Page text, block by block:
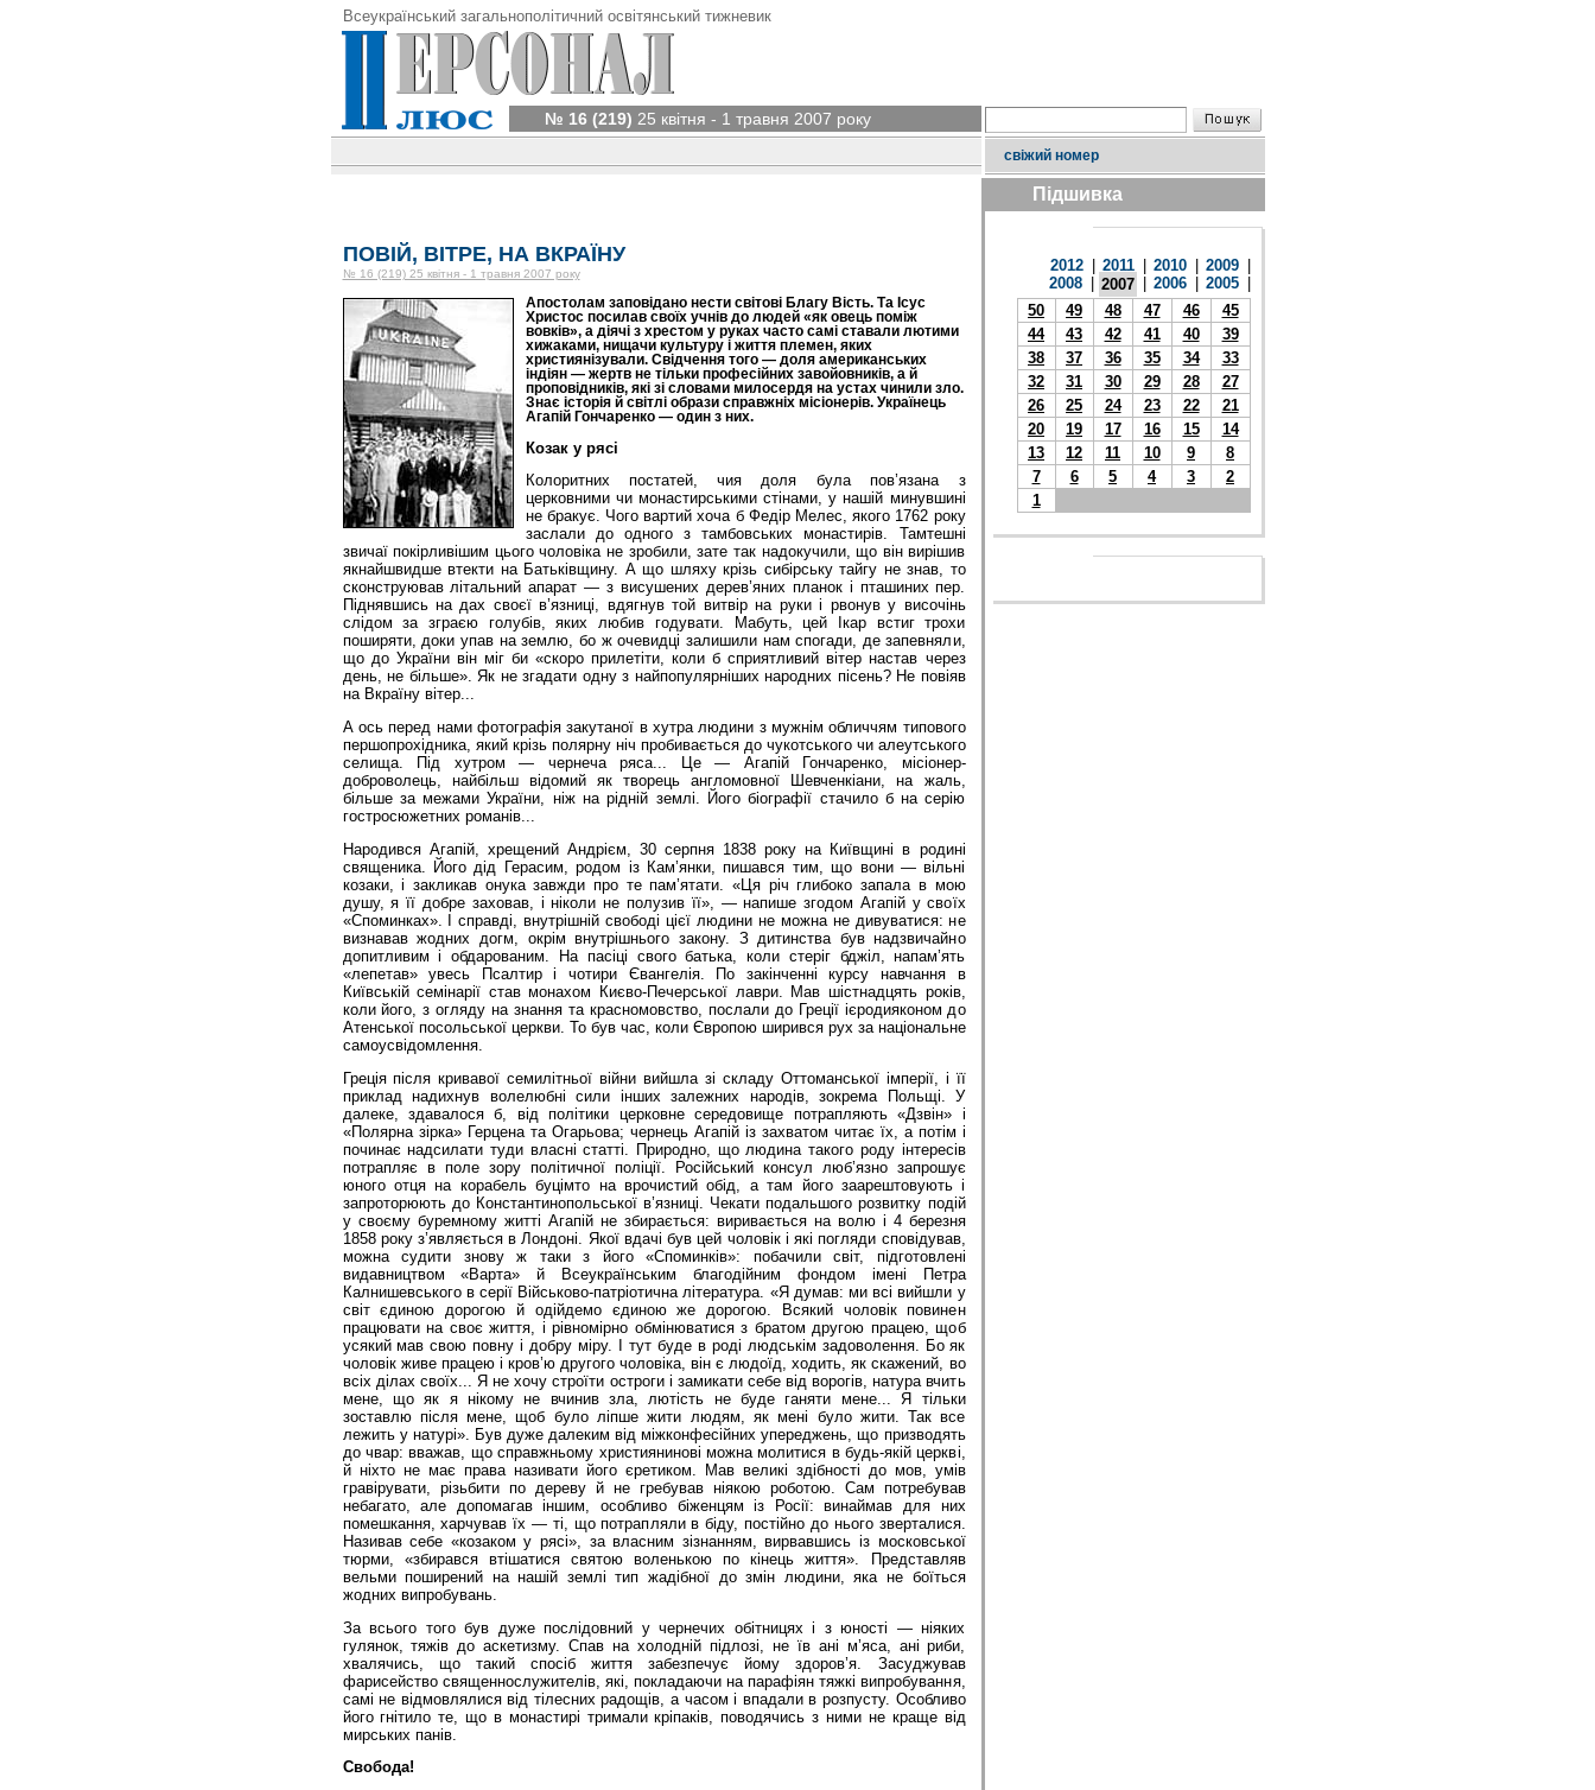
Всеукраїнський загальнополітичний освітянський тижневик
№ 16 (219) 25 квітня - 1 травня 2007 року
свіжий номер
ПОВІЙ, ВІТРЕ, НА ВКРАЇНУ
№ 16 (219) 25 квітня - 1 травня 2007 року
Апостолам заповідано нести світові Благу Вість. Та Ісус
Христос посилав своїх учнів до людей «як овець поміж
вовків», а діячі з хрестом у руках часто самі ставали лютими
хижаками, нищачи культуру і життя племен, яких
християнізували. Свідчення того — доля американських
індіян — жертв не тільки професійних завойовників, а й
проповідників, які зі словами милосердя на устах чинили зло.
Знає історія й світлі образи справжніх місіонерів. Українець
Агапій Гончаренко — один з них.
Козак у рясі
Колоритних постатей, чия доля була пов’язана з
церковними чи монастирськими стінами, у нашій минувшині
не бракує. Чого вартий хоча б Федір Мелес, якого 1762 року
заслали до одного з тамбовських монастирів. Тамтешні
звичаї покірливішим цього чоловіка не зробили, зате так надокучили, що він вирішив
якнайшвидше втекти на Батьківщину. А що шляху крізь сибірську тайгу не знав, то
сконструював літальний апарат — з висушених дерев’яних планок і пташиних пер.
Піднявшись на дах своєї в’язниці, вдягнув той витвір на руки і рвонув у височінь
слідом за зграєю голубів, яких любив годувати. Мабуть, цей Ікар встиг трохи
поширяти, доки упав на землю, бо ж очевидці залишили нам спогади, де запевняли,
що до України він міг би «скоро прилетіти, коли б сприятливий вітер настав через
день, не більше». Як не згадати одну з найпопулярніших народних пісень? Не повіяв
на Вкраїну вітер...
А ось перед нами фотографія закутаної в хутра людини з мужнім обличчям типового
першопрохідника, який крізь полярну ніч пробивається до чукотського чи алеутського
селища. Під хутром — чернеча ряса... Це — Агапій Гончаренко, місіонер-
доброволець, найбільш відомий як творець англомовної Шевченкіани, на жаль,
більше за межами України, ніж на рідній землі. Його біографії стачило б на серію
гостросюжетних романів...
Народився Агапій, хрещений Андрієм, 30 серпня 1838 року на Київщині в родині
священика. Його дід Герасим, родом із Кам’янки, пишався тим, що вони — вільні
козаки, і закликав онука завжди про те пам’ятати. «Ця річ глибоко запала в мою
душу, я її добре заховав, і ніколи не полузив її», — напише згодом Агапій у своїх
«Споминках». І справді, внутрішній свободі цієї людини не можна не дивуватися: не
визнавав жодних догм, окрім внутрішнього закону. З дитинства був надзвичайно
допитливим і обдарованим. На пасіці свого батька, коли стеріг бджіл, напам’ять
«лепетав» увесь Псалтир і чотири Євангелія. По закінченні курсу навчання в
Київській семінарії став монахом Києво-Печерської лаври. Мав шістнадцять років,
коли його, з огляду на знання та красномовство, послали до Греції ієродияконом до
Атенської посольської церкви. То був час, коли Європою ширився рух за національне
самоусвідомлення.
Греція після кривавої семилітньої війни вийшла зі складу Оттоманської імперії, і її
приклад надихнув волелюбні сили інших залежних народів, зокрема Польщі. У
далеке, здавалося б, від політики церковне середовище потрапляють «Дзвін» і
«Полярна зірка» Герцена та Огарьова; чернець Агапій із захватом читає їх, а потім і
починає надсилати туди власні статті. Природно, що людина такого роду інтересів
потрапляє в поле зору політичної поліції. Російський консул люб’язно запрошує
юного отця на корабель буцімто на врочистий обід, а там його заарештовують і
запроторюють до Константинопольської в’язниці. Чекати подальшого розвитку подій
у своєму буремному житті Агапій не збирається: виривається на волю і 4 березня
1858 року з’являється в Лондоні. Якої вдачі був цей чоловік і які погляди сповідував,
можна судити знову ж таки з його «Споминків»: побачили світ, підготовлені
видавництвом «Варта» й Всеукраїнським благодійним фондом імені Петра
Калнишевського в серії Військово-патріотична література. «Я думав: ми всі вийшли у
світ єдиною дорогою й одійдемо єдиною же дорогою. Всякий чоловік повинен
працювати на своє життя, і рівномірно обмінюватися з братом другою працею, щоб
усякий мав свою повну і добру міру. І тут буде в роді людськім задоволення. Бо як
чоловік живе працею і кров’ю другого чоловіка, він є людоїд, ходить, як скажений, во
всіх ділах своїх... Я не хочу строїти остроги і замикати себе від ворогів, натура вчить
мене, що як я нікому не вчинив зла, лютість не буде ганяти мене... Я тільки
зоставлю після мене, щоб було ліпше жити людям, як мені було жити. Так все
лежить у натурі». Був дуже далеким від міжконфесійних упереджень, що призводять
до чвар: вважав, що справжньому християнинові можна молитися в будь-якій церкві,
й ніхто не має права називати його єретиком. Мав великі здібності до мов, умів
гравірувати, різьбити по дереву й не гребував ніякою роботою. Сам потребував
небагато, але допомагав іншим, особливо біженцям із Росії: винаймав для них
помешкання, харчував їх — ті, що потрапляли в біду, постійно до нього зверталися.
Називав себе «козаком у рясі», за власним зізнанням, вирвавшись із московської
тюрми, «збирався втішатися святою воленькою по кінець життя». Представляв
вельми поширений на нашій землі тип жадібної до змін людини, яка не боїться
жодних випробувань.
За всього того був дуже послідовний у чернечих обітницях і з юності — ніяких
гулянок, тяжів до аскетизму. Спав на холод­ній підлозі, не їв ані м’яса, ані риби,
хвалячись, що такий спосіб життя забезпечує йому здоров’я. Засуджував
фарисейство священнослужителів, які, покладаючи на парафіян тяжкі випробування,
самі не відмовлялися від тілесних радощів, а часом і впадали в розпусту. Особливо
його гнітило те, що в монастирі тримали кріпаків, поводячись з ними не краще від
мирських панів.
Свобода!
Підшивка
2012 2011 2010 2009
2008
2007 2006 2005
50
49 48 47 46
45
44
43 42 41 40
39
38
37 36 35 34
33
32
31 30 29 28
27
26
25 24 23 22
21
20
19 17 16 15
14
13
12 11 10 9
8
7
6 5 4 3
2
1